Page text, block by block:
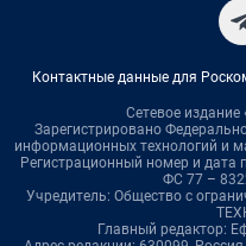
Контактные данные для
Сетевое
Зарегистрировано
информационных технологий и
Регистрационный номер и
ФС 77 –
Учредитель: Общество с
Главный редактор: